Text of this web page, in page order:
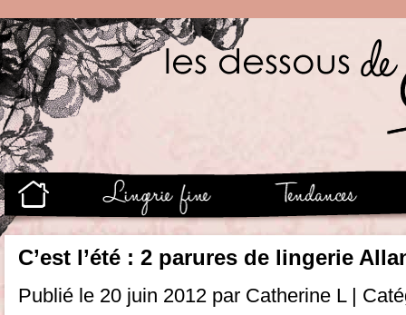
C’est l’été : 2 parures de lingerie
Publié le 20 juin 2012 par Catherine L |